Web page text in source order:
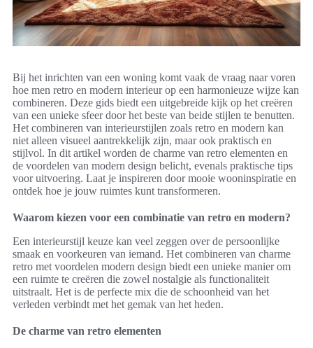
Bij het inrichten van een woning komt vaak de vraag naar voren
hoe men retro en modern interieur op een harmonieuze wijze kan
combineren. Deze gids biedt een uitgebreide kijk op het creëren
van een unieke sfeer door het beste van beide stijlen te benutten.
Het combineren van interieurstijlen zoals retro en modern kan
niet alleen visueel aantrekkelijk zijn, maar ook praktisch en
stijlvol. In dit artikel worden de charme van retro elementen en
de voordelen van modern design belicht, evenals praktische tips
voor uitvoering. Laat je inspireren door mooie wooninspiratie en
ontdek hoe je jouw ruimtes kunt transformeren.
Waarom kiezen voor een combinatie van retro en modern?
Een interieurstijl keuze kan veel zeggen over de persoonlijke
smaak en voorkeuren van iemand. Het combineren van charme
retro met voordelen modern design biedt een unieke manier om
een ruimte te creëren die zowel nostalgie als functionaliteit
uitstraalt. Het is de perfecte mix die de schoonheid van het
verleden verbindt met het gemak van het heden.
De charme van retro elementen